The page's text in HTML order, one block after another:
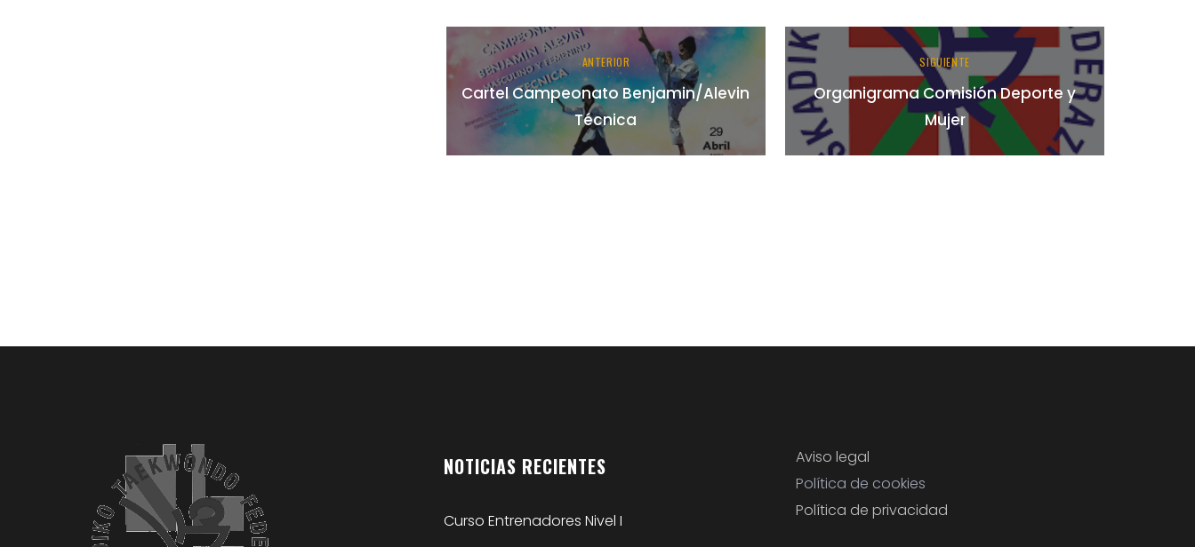
ANTERIOR
Cartel Campeonato Benjamin/Alevin
Técnica
SIGUIENTE
Organigrama Comisión Deporte y
Mujer
NOTICIAS RECIENTES
Curso Entrenadores Nivel I
Aviso legal
Política de cookies
Política de privacidad